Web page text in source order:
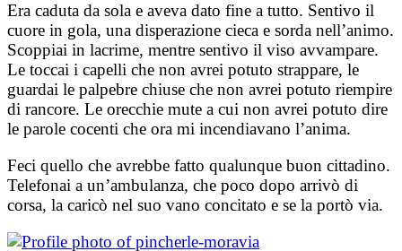
Era caduta da sola e aveva dato fine a tutto. Sentivo il
cuore in gola, una disperazione cieca e sorda nell’animo.
Scoppiai in lacrime, mentre sentivo il viso avvampare.
Le toccai i capelli che non avrei potuto strappare, le
guardai le palpebre chiuse che non avrei potuto riempire
di rancore. Le orecchie mute a cui non avrei potuto dire
le parole cocenti che ora mi incendiavano l’anima.
Feci quello che avrebbe fatto qualunque buon cittadino.
Telefonai a un’ambulanza, che poco dopo arrivò di
corsa, la caricò nel suo vano concitato e se la portò via.